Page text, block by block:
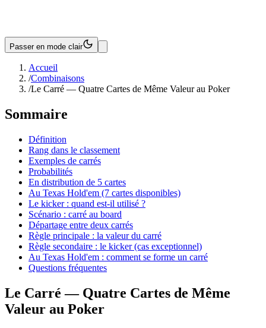
Passer en mode clair
Accueil
/Combinaisons
/Le Carré — Quatre Cartes de Même Valeur au Poker
Sommaire
Définition
Rang dans le classement
Exemples de carrés
Probabilités
En distribution de 5 cartes
Au Texas Hold'em (7 cartes disponibles)
Le kicker : quand est-il utilisé ?
Scénario : carré au board
Départage entre deux carrés
Règle principale : la valeur du carré
Règle secondaire : le kicker (cas exceptionnel)
Au Texas Hold'em : comment se forme un carré
Questions fréquentes
Le Carré — Quatre Cartes de Même
Valeur au Poker